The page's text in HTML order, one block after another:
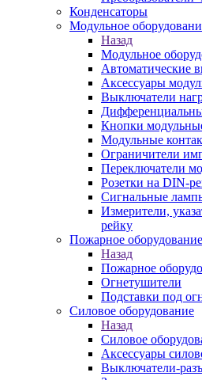
Конденсаторы
Модульное
Назад
Модульное
Автоматические
Аксессуары
Выключатели
Кнопки
Модульные
Ограничители
Переключатели
Розетки на DIN-
Сигнальные
Измерители,
рейку
Пожарное оборудование
Назад
Пожарное
Огнетушители
Подставки под
Силовое оборудование
Назад
Силовое
Аксессуары
Выключатели-